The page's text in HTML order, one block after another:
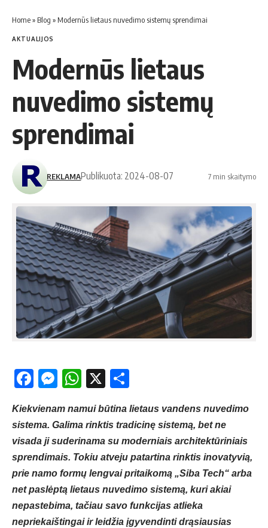
Home» Blog » Modernūs lietaus nuvedimo sistemų sprendimai
AKTUALIJOS
Modernūs lietaus
nuvedimo sistemų
sprendimai
REKLAMAPublikuota: 2024-08-07 7 min skaitymo
Facebook
Messenger
WhatsApp
X
Kiekvienam namui būtina lietaus vandens nuvedimo
sistema. Galima rinktis tradicinę sistemą, bet ne
visada ji suderinama su moderniais architektūriniais
sprendimais. Tokiu atveju patartina rinktis inovatyvią,
prie namo formų lengvai pritaikomą „Siba Tech“ arba
net paslėptą lietaus nuvedimo sistemą, kuri akiai
nepastebima, tačiau savo funkcijas atlieka
nepriekaištingai ir leidžia įgyvendinti drąsiausias